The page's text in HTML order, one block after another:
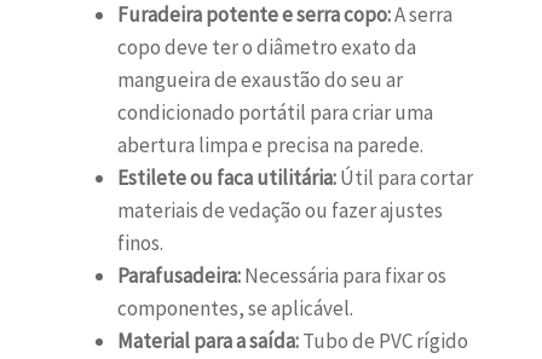
Furadeira potente e serra copo:A serra
copo deve ter o diâmetro exato da
mangueira de exaustão do seu ar
condicionado portátil para criar uma
abertura limpa e precisa na parede.
Estilete ou faca utilitária:Útil para cortar
materiais de vedação ou fazer ajustes
finos.
Parafusadeira:Necessária para fixar os
componentes, se aplicável.
Material para a saída:Tubo de PVC rígido